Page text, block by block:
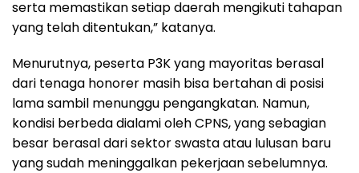
serta memastikan setiap daerah mengikuti tahapan
yang telah ditentukan,” katanya.
Menurutnya, peserta P3K yang mayoritas berasal
dari tenaga honorer masih bisa bertahan di posisi
lama sambil menunggu pengangkatan. Namun,
kondisi berbeda dialami oleh CPNS, yang sebagian
besar berasal dari sektor swasta atau lulusan baru
yang sudah meninggalkan pekerjaan sebelumnya.